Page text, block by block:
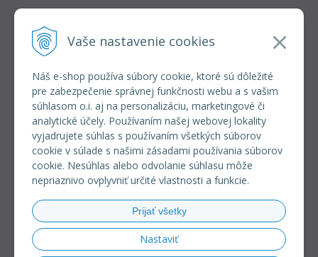
Vaše nastavenie cookies
Náš e-shop používa súbory cookie, ktoré sú dôležité
pre zabezpečenie správnej funkčnosti webu a s vašim
súhlasom o.i. aj na personalizáciu, marketingové či
analytické účely. Používaním našej webovej lokality
vyjadrujete súhlas s používaním všetkých súborov
cookie v súlade s našimi zásadami používania súborov
cookie. Nesúhlas alebo odvolanie súhlasu môže
nepriaznivo ovplyvniť určité vlastnosti a funkcie.
Prijať všetky
Nastaviť
INFOLINKA
+421 37 6586 731
VŠETKO O NÁKUPE
REGISTRÁCIA VEĽKOOBCHOD
Formulár na odsúpenie od zmluvy
Doprava a platba
Všeobecné obchodné podmienky
Reklamačný poriadok
Používanie súborov cookies
Riešenie sporov online (RSO)